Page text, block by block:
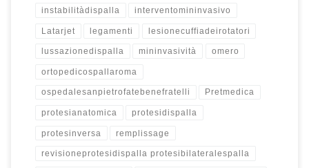
instabilitàdispalla interventomininvasivo
Latarjet legamenti lesionecuffiadeirotatori
lussazionedispalla mininvasività omero
ortopedicospallaroma
ospedalesanpietrofatebenefratelli Pretmedica
protesianatomica protesidispalla
protesinversa remplissage
revisioneprotesidispalla protesibilateralespalla